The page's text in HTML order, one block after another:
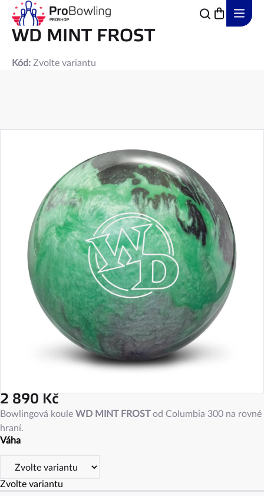
Přejít
obsah
WD MINT FROST
Kód: Zvolte variantu
2 890 Kč
Měrná
cena:
Zvolte variantu
Váha
Bowlingová koule WD MINT FROSTod Columbia 300 na rovné
hraní.